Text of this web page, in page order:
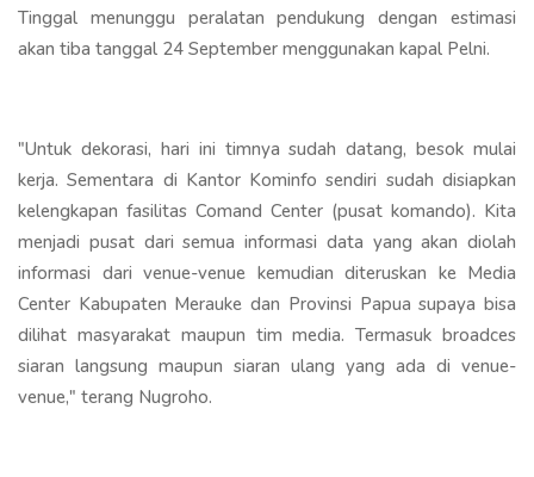
Tinggal menunggu peralatan pendukung dengan estimasi
akan tiba tanggal 24 September menggunakan kapal Pelni.
"Untuk dekorasi, hari ini timnya sudah datang, besok mulai
kerja. Sementara di Kantor Kominfo sendiri sudah disiapkan
kelengkapan fasilitas Comand Center (pusat komando). Kita
menjadi pusat dari semua informasi data yang akan diolah
informasi dari venue-venue kemudian diteruskan ke Media
Center Kabupaten Merauke dan Provinsi Papua supaya bisa
dilihat masyarakat maupun tim media. Termasuk broadces
siaran langsung maupun siaran ulang yang ada di venue-
venue," terang Nugroho.